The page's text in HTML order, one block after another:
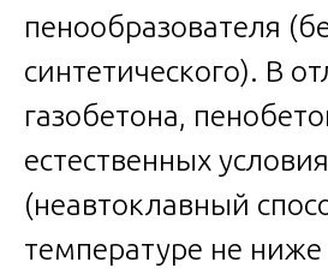
пенообразователя
синтетического). В
газобетона,
естественных
(неавтоклавный
температуре не